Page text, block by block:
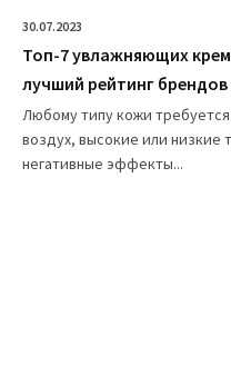
30.07.2023
Топ-7 увлажняющих
лучший рейтинг брендов
Любому типу кожи
воздух, высокие или низкие
негативные эффекты...